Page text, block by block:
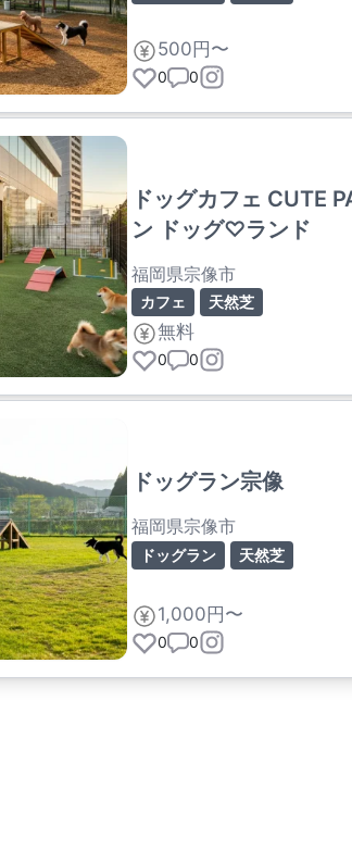
500円〜
0 0
ドッグカフェ CUTE
ン ドッグ♡ランド
福岡県宗像市
カフェ 天然芝
無料
0 0
ドッグラン宗像
福岡県宗像市
ドッグラン 天然芝
1,000円〜
0 0